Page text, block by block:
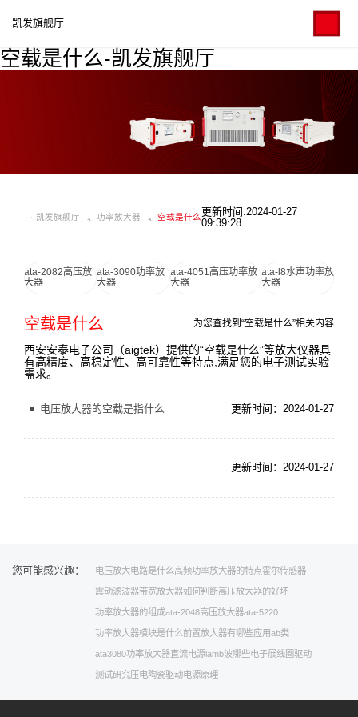
空载是什么-凯发旗舰厅
凯发旗舰厅
凯发旗舰厅 功率放大器 空载是什么更新时间:2024-01-27
09:39:28
ata-2082高压放
大器
ata-3090功率放
大器
ata-4051高压功率放
大器
ata-l8水声功率放
大器
空载是什么 为您查找到“空载是什么”相关内容
西安安泰电子公司（aigtek）提供的“空载是什么”等放大仪器具
有高精度、高稳定性、高可靠性等特点,满足您的电子测试实验
需求。
电压放大器的空载是指什么 更新时间：2024-01-27
更新时间：2024-01-27
您可能感兴趣： 电压放大电路是什么高频功率放大器的特点霍尔传感器
震动滤波器带宽放大器如何判断高压放大器的好坏
功率放大器的组成ata-2048高压放大器ata-5220
功率放大器模块是什么前置放大器有哪些应用ab类
ata3080功率放大器直流电源lamb波哪些电子展线圈驱动
测试研究 压电陶瓷驱动电源原理